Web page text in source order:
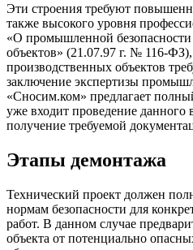
Эти строения требуют
также высокого уровня
«О промышленной
объектов» (21.07.97 г. № 116-
производственных объектов
заключение экспертизы
«Сносим.ком» предлагает
уже входит проведение данного
получение требуемой
Этапы демонтажа
Технический проект должен
нормам безопасности для
работ. В данном случае
объекта от потенциально